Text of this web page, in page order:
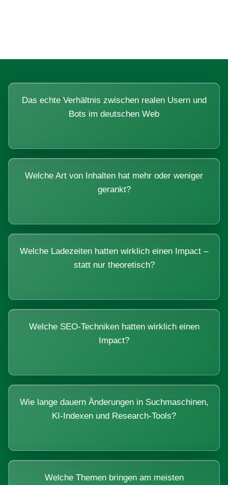
Das echte Verhältnis zwischen realen Usern und
Bots im deutschen Web
Welche Art von Inhalten hat mehr oder weniger
gerankt?
Welche Ladezeiten hatten wirklich einen Impact –
statt nur theoretisch?
Welche SEO-Techniken hatten wirklich einen
Impact?
Wie lange dauern Änderungen in Suchmaschinen,
KI-Indexen und Research-Tools?
Welche Themen bringen am meisten